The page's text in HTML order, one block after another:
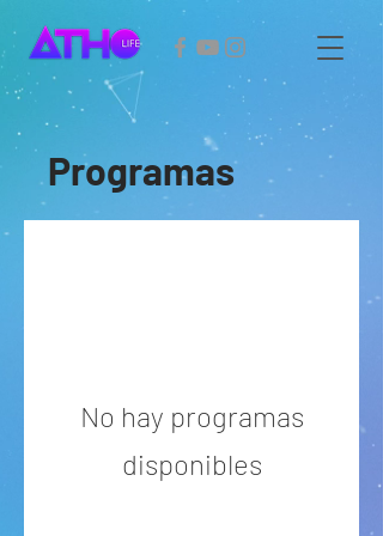
Programas
No hay programas
disponibles